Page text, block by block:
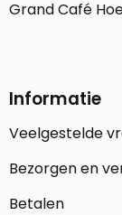
Grand Café
Informatie
Veelgestelde
Bezorgen en
Betalen